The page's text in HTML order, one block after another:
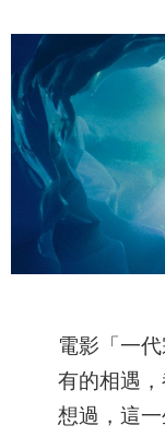
電影「一
有的相遇
想過，這